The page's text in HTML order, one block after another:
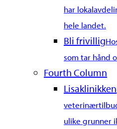
har
hele landet.
Bli frivillig
som tar hånd
Fourth Column
Lisaklinikken
ulike grunner